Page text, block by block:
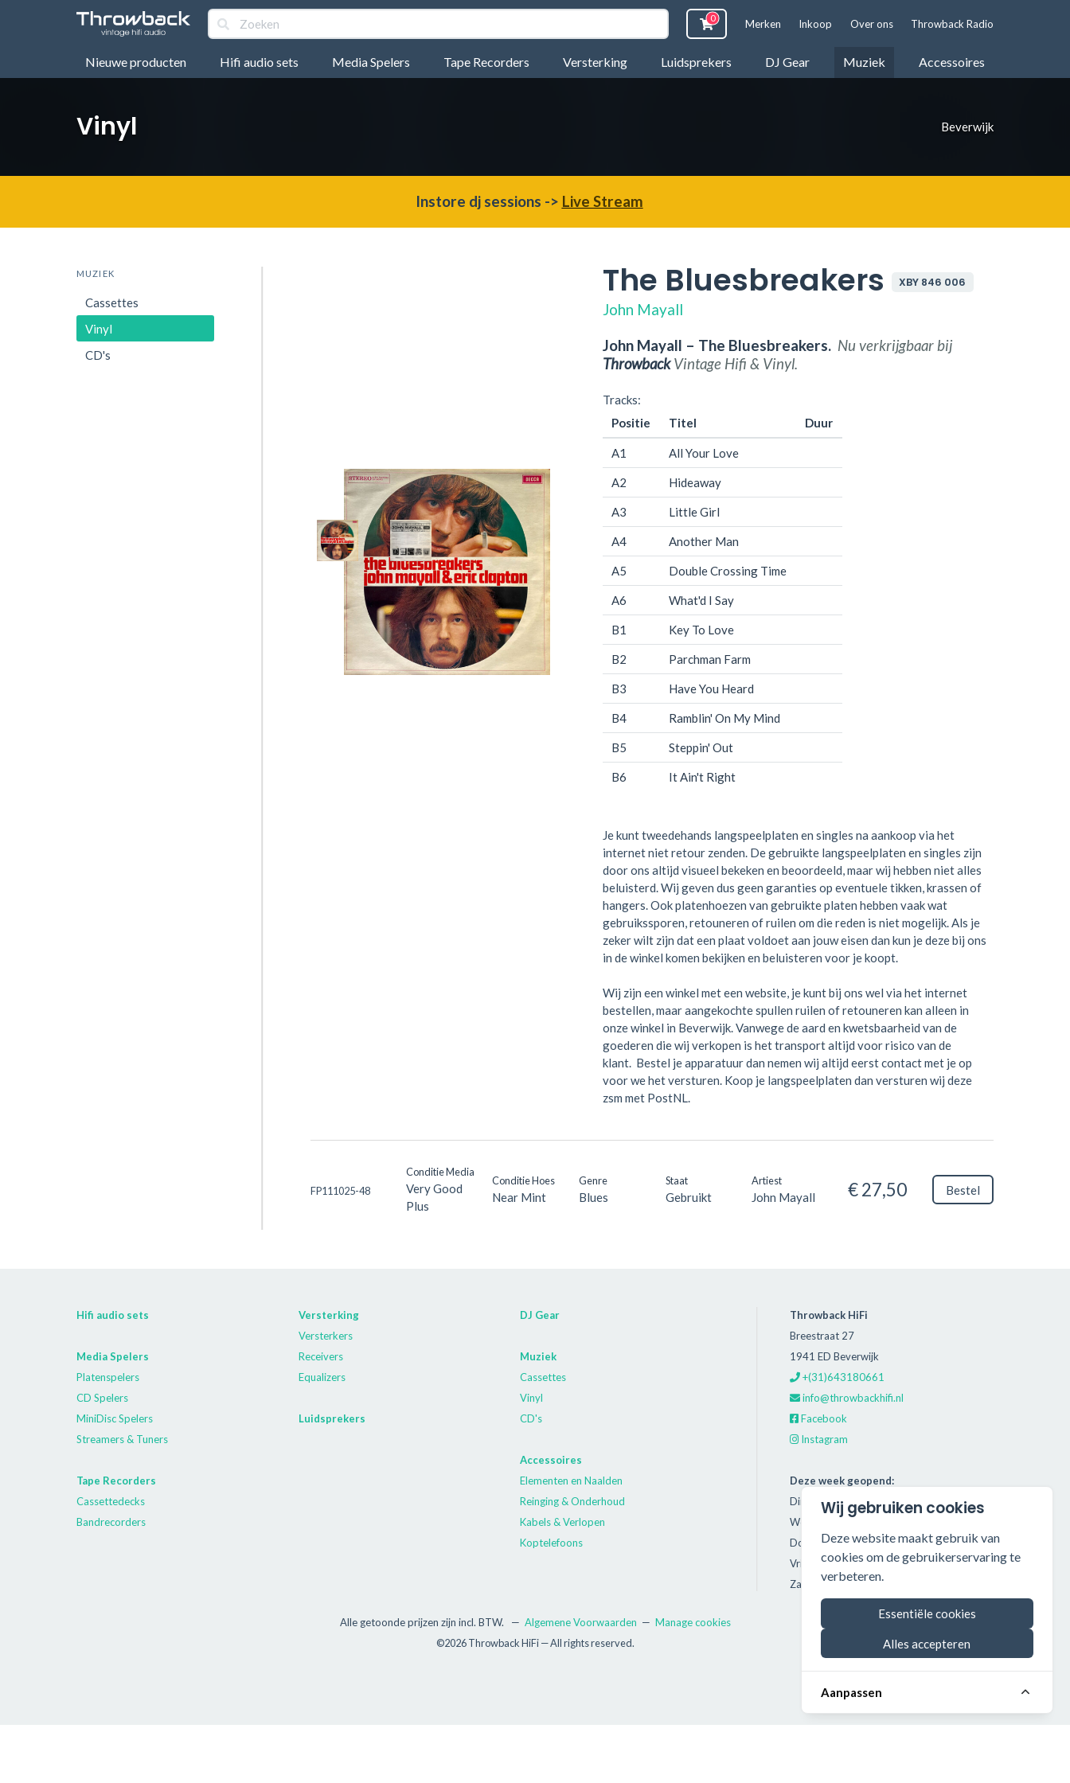
Nieuwe producten Hifi audio sets Media Spelers Tape Recorders Versterking Luidsprekers DJ Gear Muziek Accessoires
Merken Inkoop Over ons Throwback Radio
Vinyl Beverwijk
Instore dj sessions -> Live Stream
MUZIEK
Cassettes
Vinyl
CD's
The Bluesbreakers XBY 846 006
John Mayall
John Mayall – The Bluesbreakers. Nu verkrijgbaar bij
ThrowbackVintage Hifi & Vinyl.
Tracks:
Positie
Titel Duur
A1 All Your Love
A2 Hideaway
A3 Little Girl
A4 Another Man
A5 Double Crossing Time
A6 What'd I Say
B1 Key To Love
B2 Parchman Farm
B3 Have You Heard
B4 Ramblin' On My Mind
B5 Steppin' Out
B6 It Ain't Right
Je kunt tweedehands langspeelplaten en singles na aankoop via het
internet niet retour zenden. De gebruikte langspeelplaten en singles zijn
door ons altijd visueel bekeken en beoordeeld, maar wij hebben niet alles
beluisterd. Wij geven dus geen garanties op eventuele tikken, krassen of
hangers. Ook platenhoezen van gebruikte platen hebben vaak wat
gebruikssporen, retouneren of ruilen om die reden is niet mogelijk. Als je
zeker wilt zijn dat een plaat voldoet aan jouw eisen dan kun je deze bij ons
in de winkel komen bekijken en beluisteren voor je koopt.
Wij zijn een winkel met een website, je kunt bij ons wel via het internet
bestellen, maar aangekochte spullen ruilen of retouneren kan alleen in
onze winkel in Beverwijk. Vanwege de aard en kwetsbaarheid van de
goederen die wij verkopen is het transport altijd voor risico van de
klant. Bestel je apparatuur dan nemen wij altijd eerst contact met je op
voor we het versturen. Koop je langspeelplaten dan versturen wij deze
zsm met PostNL.
FP111025-48
Conditie Media
Very Good
Plus
Conditie Hoes
Near Mint
Genre
Blues
Staat
Gebruikt
Artiest
John Mayall € 27,50 Bestel
Hifi audio sets
Media Spelers
Platenspelers
CD Spelers
MiniDisc Spelers
Streamers & Tuners
Tape Recorders
Cassettedecks
Bandrecorders
Versterking
Versterkers
Receivers
Equalizers
Luidsprekers
DJ Gear
Muziek
Cassettes
Vinyl
CD's
Accessoires
Elementen en Naalden
Reinging & Onderhoud
Kabels & Verlopen
Koptelefoons
Throwback HiFi
Breestraat 27
1941 ED Beverwijk
+(31)643180661
info@throwbackhifi.nl
Facebook
Instagram
Deze week geopend:
Dinsdag: 11:00 - 18:00
Woensdag: 11:00 - 18:00
Donderdag: 11:00 - 21:00
Vrijdag: 11:00 - 18:00
Zaterdag: 11:00 - 17:00
Alle getoonde prijzen zijn incl. BTW. — Algemene Voorwaarden — Manage cookies
©2026 Throwback HiFi — All rights reserved.
Wij gebruiken cookies
Deze website maakt gebruik van
cookies om de gebruikerservaring te
verbeteren.
Essentiële cookies
Alles accepteren
Aanpassen